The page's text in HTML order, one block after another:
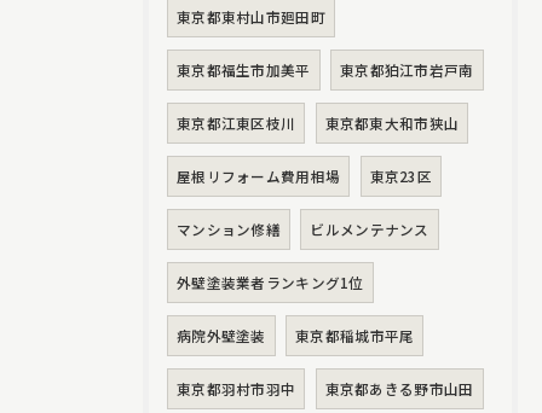
東京都東村山市廻田町
東京都福生市加美平 東京都狛江市岩戸南
東京都江東区枝川 東京都東大和市狭山
屋根リフォーム費用相場 東京23区
マンション修繕 ビルメンテナンス
外壁塗装業者ランキング1位
病院外壁塗装 東京都稲城市平尾
東京都羽村市羽中 東京都あきる野市山田